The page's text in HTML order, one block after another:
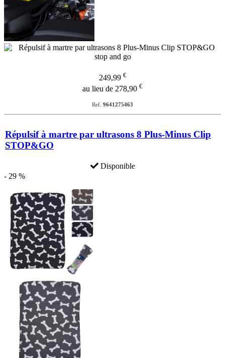
249,99 €
au lieu de 278,90 €
Ref. 9641275463
Répulsif à martre par ultrasons 8 Plus-Minus Clip
STOP&GO
Disponible
- 29 %